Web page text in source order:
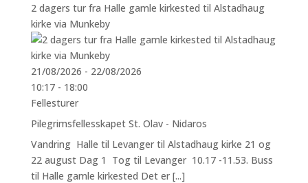
2 dagers tur fra Halle gamle kirkested til Alstadhaug
kirke via Munkeby
21/08/2026 - 22/08/2026
10:17 - 18:00
Fellesturer
Pilegrimsfellesskapet St. Olav - Nidaros
Vandring Halle til Levanger til Alstadhaug kirke 21 og
22 august Dag 1 Tog til Levanger 10.17 -11.53. Buss
til Halle gamle kirkested Det er [...]